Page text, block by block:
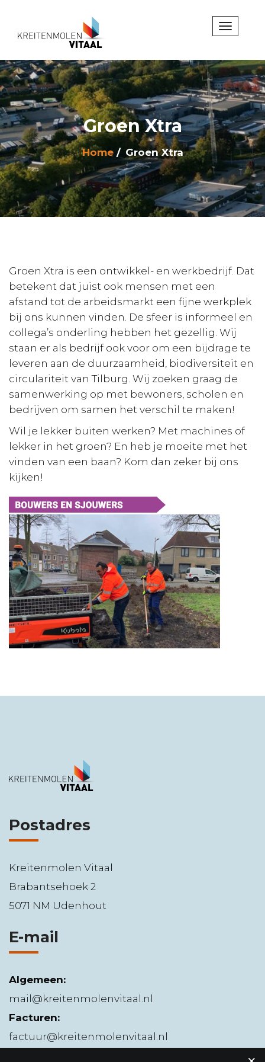
Groen Xtra
Home Groen Xtra
Groen Xtra is een ontwikkel- en werkbedrijf. Dat
betekent dat juist ook mensen met een
afstand tot de arbeidsmarkt een fijne werkplek
bij ons kunnen vinden. De sfeer is informeel en
collega’s onderling hebben het gezellig. Wij
staan er als bedrijf ook voor om een bijdrage te
leveren aan de duurzaamheid, biodiversiteit en
circulariteit van Tilburg. Wij zoeken graag de
samenwerking op met bewoners, scholen en
bedrijven om samen het verschil te maken!
Wil je lekker buiten werken? Met machines of
lekker in het groen? En heb je moeite met het
vinden van een baan? Kom dan zeker bij ons
kijken!
Postadres
Kreitenmolen Vitaal
Brabantsehoek 2
5071 NM Udenhout
E-mail
Algemeen:
mail@kreitenmolenvitaal.nl
Facturen:
factuur@kreitenmolenvitaal.nl